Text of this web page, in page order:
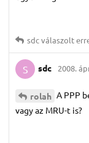
sdcválaszolt
S sdc 2008.
rolah A PPP
vagy az MRU-t is?